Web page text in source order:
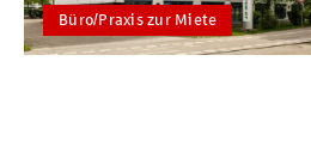
Büro/Praxis zur Miete